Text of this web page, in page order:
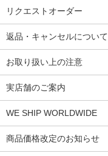
リクエストオーダー
返品・キャンセルについて
お取り扱い上の注意
実店舗のご案内
WE SHIP WORLDWIDE
商品価格改定のお知らせ